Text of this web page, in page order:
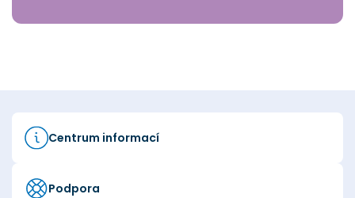
Centrum informací
Podpora